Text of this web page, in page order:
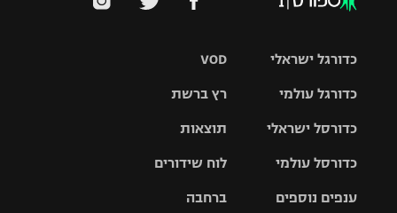
המגזין
VOD
רץ ברשת
תוצאות
לוח שידורים
ברחבה
כדורגל ישראלי
גביע הטוטו
כדורגל עולמי
האלופות
ליגה
כדורסל ישראלי
סל
כדורסל עולמי
ענפים נוספים